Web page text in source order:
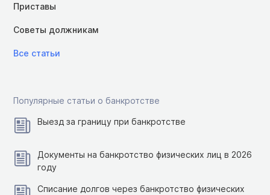
Приставы
Советы должникам
Все статьи
Популярные статьи о банкротстве
Выезд за границу при банкротстве
Документы на банкротство физических лиц в 2026
году
Списание долгов через банкротство физических